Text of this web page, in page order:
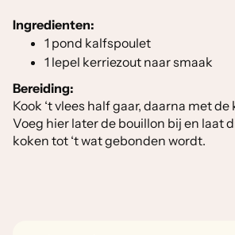
Ingredienten:
1 pond kalfspoulet
1 lepel kerriezout naar smaak
Bereiding:
Kook ‘t vlees half gaar, daarna met
Voeg hier later de bouillon bij en laat
koken tot ‘t wat gebonden wordt.